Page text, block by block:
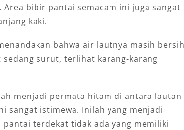
bibir pantai semacam ini juga sangat
kaki.
bahwa air lautnya masih bersih
surut, terlihat karang-karang
menjadi permata hitam di antara lautan
sangat istimewa. Inilah yang menjadi
terdekat tidak ada yang memiliki